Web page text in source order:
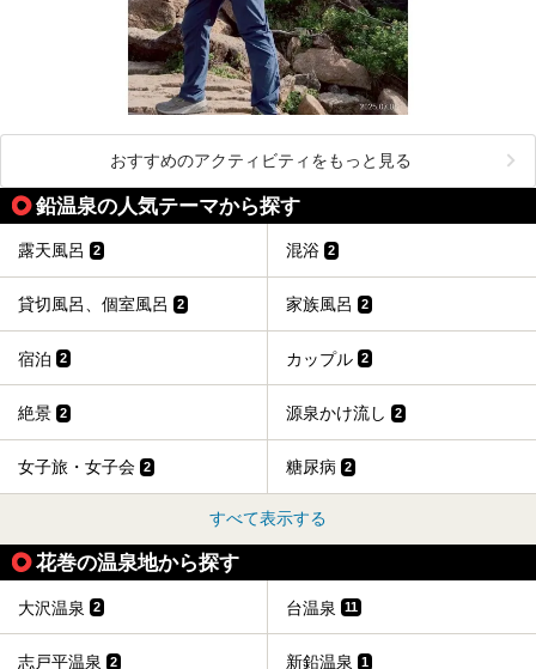
おすすめのアクティビティをもっと見る
鉛温泉の人気テーマから探す
露天風呂 2 混浴 2
貸切風呂、個室風呂 2 家族風呂 2
宿泊 2 カップル 2
絶景 2 源泉かけ流し 2
女子旅・女子会 2 糖尿病 2
すべて表示する
花巻の温泉地から探す
大沢温泉 2 台温泉 11
志戸平温泉 2 新鉛温泉 1